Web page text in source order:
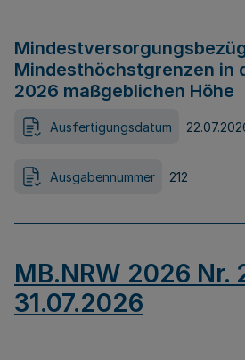
Mindesthöchstgrenzen in
2026 maßgeblichen Höhe
Ausfertigungsdatum
Ausgabennummer 212
MB.NRW 2026 Nr.
31.07.2026